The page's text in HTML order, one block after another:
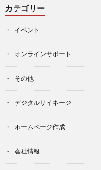
カテゴリー
イベント
オンラインサポート
その他
デジタルサイネージ
ホームページ作成
会社情報